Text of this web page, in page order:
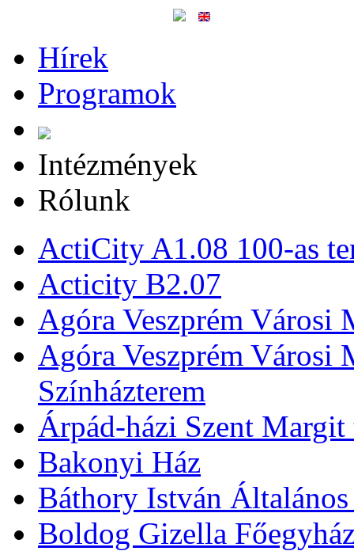
Hírek
Programok
Intézmények
Rólunk
ActiCity A1.08 100-as
Acticity B2.07
Agóra Veszprém Városi
Agóra Veszprém Városi
Színházterem
Árpád-házi Szent
Bakonyi Ház
Báthory István
Boldog Gizella